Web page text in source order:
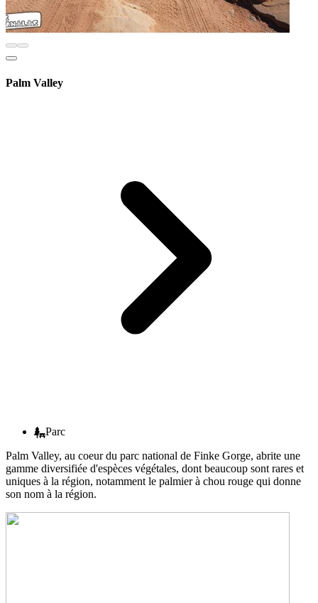
Palm Valley
Parc
Palm Valley, au coeur du parc national de Finke Gorge, abrite une
gamme diversifiée d'espèces végétales, dont beaucoup sont rares et
uniques à la région, notamment le palmier à chou rouge qui donne
son nom à la région.